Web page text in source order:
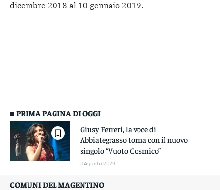
dicembre 2018 al 10 gennaio 2019.
■ PRIMA PAGINA DI OGGI
Giusy Ferreri, la voce di
Abbiategrasso torna con il nuovo
singolo “Vuoto Cosmico”
8 Agosto 2026
COMUNI DEL MAGENTINO